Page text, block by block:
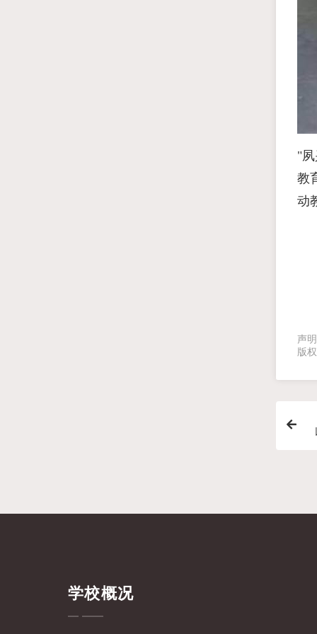
"
教
动
声
版
学校概况